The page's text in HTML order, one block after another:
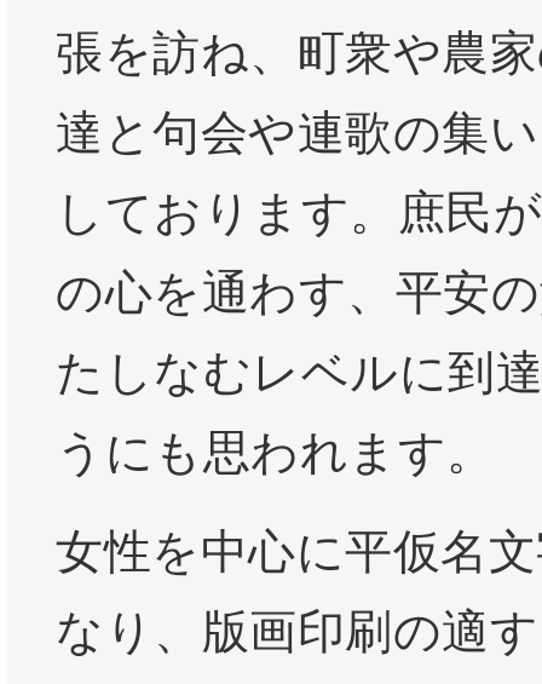
張を訪ね、町衆や農
達と句会や連歌の集
しております。庶民
の心を通わす、平安
たしなむレベルに到
うにも思われます。
女性を中心に平仮名
なり、版画印刷の適